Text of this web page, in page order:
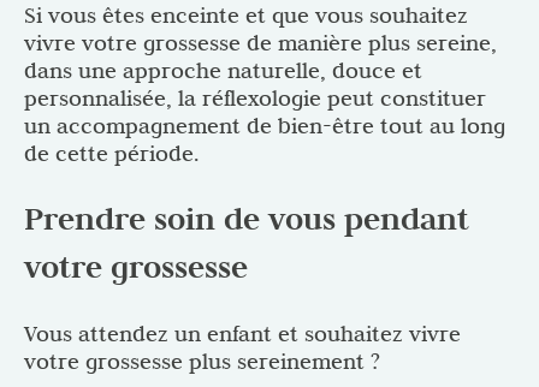
Si vous êtes enceinte et que vous souhaitez
vivre votre grossesse de manière plus sereine,
dans une approche naturelle, douce et
personnalisée, la réflexologie peut constituer
un accompagnement de bien-être tout au long
de cette période.
Prendre soin de vous pendant
votre grossesse
Vous attendez un enfant et souhaitez vivre
votre grossesse plus sereinement ?